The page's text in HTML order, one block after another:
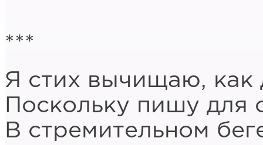
***
Я стих вычищаю, как
Поскольку пишу для
В стремительном